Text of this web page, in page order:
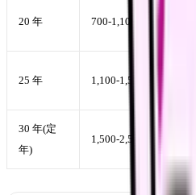
20 年 700-1,100 万円
25 年 1,100-1,500 万円
30 年(定
年)
1,500-2,500 万円